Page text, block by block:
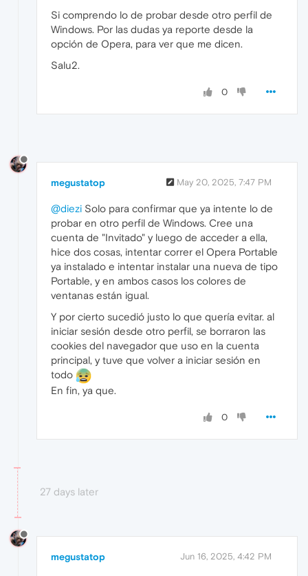
Si comprendo lo de probar desde otro perfil de
Windows. Por las dudas ya reporte desde la
opción de Opera, para ver que me dicen.
Salu2.
0
megustatop May 20, 2025, 7:47 PM
@diezi Solo para confirmar que ya intente lo de
probar en otro perfil de Windows. Cree una
cuenta de "Invitado" y luego de acceder a ella,
hice dos cosas, intentar correr el Opera Portable
ya instalado e intentar instalar una nueva de tipo
Portable, y en ambos casos los colores de
ventanas están igual.
Y por cierto sucedió justo lo que quería evitar. al
iniciar sesión desde otro perfil, se borraron las
cookies del navegador que uso en la cuenta
principal, y tuve que volver a iniciar sesión en
todo
En fin, ya que.
0
27 days later
megustatop Jun 16, 2025, 4:42 PM